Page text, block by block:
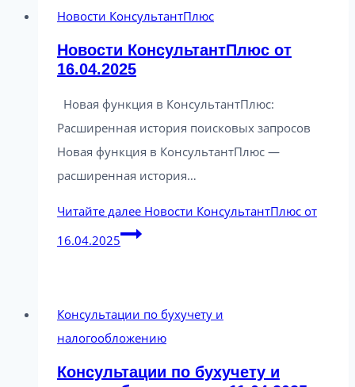
Новости КонсультантПлюс
Новости КонсультантПлюс от
16.04.2025
Новая функция в КонсультантПлюс:
Расширенная история поисковых запросов
Новая функция в КонсультантПлюс —
расширенная история…
Читайте далее Новости КонсультантПлюс от
16.04.2025
Консультации по бухучету и
налогообложению
Консультации по бухучету и